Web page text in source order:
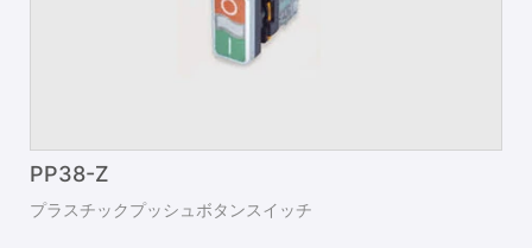
PP38-Z
プラスチックプッシュボタンスイッチ